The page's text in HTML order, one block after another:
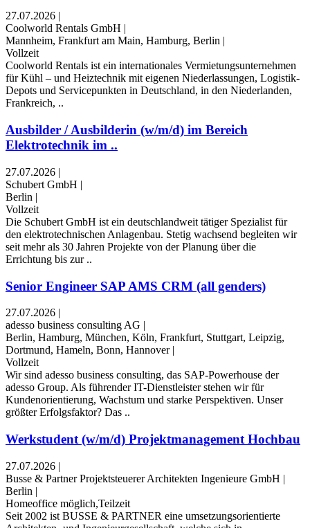
27.07.2026 |
Coolworld Rentals GmbH |
Mannheim, Frankfurt am Main, Hamburg, Berlin |
Vollzeit
Coolworld Rentals ist ein internationales Vermietungsunternehmen
für Kühl – und Heiztechnik mit eigenen Niederlassungen, Logistik-
Depots und Servicepunkten in Deutschland, in den Niederlanden,
Frankreich, ..
Ausbilder / Ausbilderin (w/m/d) im Bereich
Elektrotechnik im ..
27.07.2026 |
Schubert GmbH |
Berlin |
Vollzeit
Die Schubert GmbH ist ein deutschlandweit tätiger Spezialist für
den elektrotechnischen Anlagenbau. Stetig wachsend begleiten wir
seit mehr als 30 Jahren Projekte von der Planung über die
Errichtung bis zur ..
Senior Engineer SAP AMS CRM (all genders)
27.07.2026 |
adesso business consulting AG |
Berlin, Hamburg, München, Köln, Frankfurt, Stuttgart, Leipzig,
Dortmund, Hameln, Bonn, Hannover |
Vollzeit
Wir sind adesso business consulting, das SAP-Powerhouse der
adesso Group. Als führender IT-Dienstleister stehen wir für
Kundenorientierung, Wachstum und starke Perspektiven. Unser
größter Erfolgsfaktor? Das ..
Werkstudent (w/m/d) Projektmanagement Hochbau
27.07.2026 |
Busse & Partner Projektsteuerer Architekten Ingenieure GmbH |
Berlin |
Homeoffice möglich,Teilzeit
Seit 2002 ist BUSSE & PARTNER eine umsetzungsorientierte